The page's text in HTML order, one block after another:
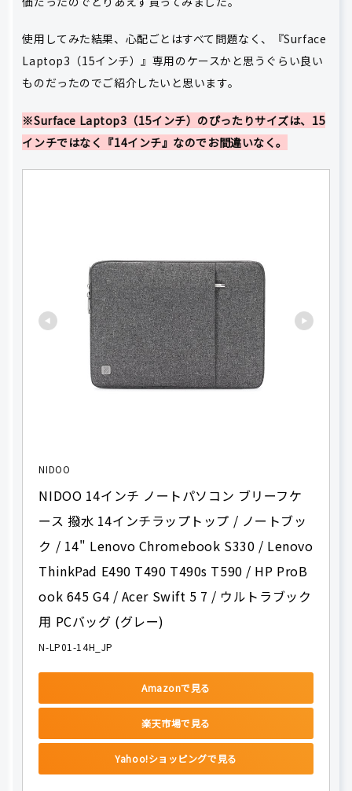
使用してみた結果、心配ごとはすべて問題なく、『Surface
Laptop3（15インチ）』専用のケースかと思うぐらい良い
ものだったのでご紹介したいと思います。
※Surface Laptop3（15インチ）のぴったりサイズは、15
インチではなく『14インチ』なのでお間違いなく。
NIDOO
NIDOO 14インチ ノートパソコン ブリーフケ
ース 撥水 14インチラップトップ / ノートブッ
ク / 14" Lenovo Chromebook S330 / Lenovo
ThinkPad E490 T490 T490s T590 / HP ProB
ook 645 G4 / Acer Swift 5 7 / ウルトラブック
用 PCバッグ (グレー)
N-LP01-14H_JP
Amazonで見る
楽天市場で見る
Yahoo!ショッピングで見る